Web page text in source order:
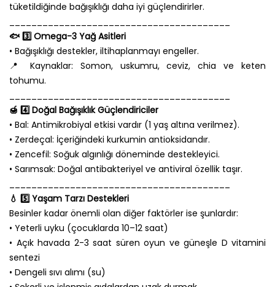
tüketildiğinde bağışıklığı daha iyi güçlendirirler.
🐟 3️⃣ Omega-3 Yağ Asitleri
• Bağışıklığı destekler, iltihaplanmayı engeller.
📍 Kaynaklar: Somon, uskumru, ceviz, chia ve keten
tohumu.
🍯 4️⃣ Doğal Bağışıklık Güçlendiriciler
• Bal: Antimikrobiyal etkisi vardır (1 yaş altına verilmez).
• Zerdeçal: İçeriğindeki kurkumin antioksidandır.
• Zencefil: Soğuk algınlığı döneminde destekleyici.
• Sarımsak: Doğal antibakteriyel ve antiviral özellik taşır.
💧 5️⃣ Yaşam Tarzı Destekleri
Besinler kadar önemli olan diğer faktörler ise şunlardır:
• Yeterli uyku (çocuklarda 10–12 saat)
• Açık havada 2-3 saat süren oyun ve güneşle D vitamini
sentezi
• Dengeli sıvı alımı (su)